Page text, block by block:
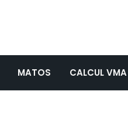
MATOS CALCUL VMA